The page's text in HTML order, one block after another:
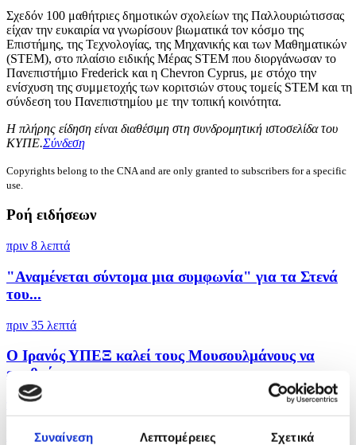
Συναίνεση Λεπτομέρειες Σχετικά
Σχεδόν 100 μαθήτριες δημοτικών σχολείων της Παλλουριώτισσας
είχαν την ευκαιρία να γνωρίσουν βιωματικά τον κόσμο της
Επιστήμης, της Τεχνολογίας, της Μηχανικής και των Μαθηματικών
(STEM), στο πλαίσιο ειδικής Μέρας STEM που διοργάνωσαν το
Πανεπιστήμιο Frederick και η Chevron Cyprus, με στόχο την
ενίσχυση της συμμετοχής των κοριτσιών στους τομείς STEM και τη
σύνδεση του Πανεπιστημίου με την τοπική κοινότητα.
Η πλήρης είδηση είναι διαθέσιμη στη συνδρομητική ιστοσελίδα του
ΚΥΠΕ.Σύνδεση
Copyrights belong to the CNA and are only granted to subscribers for a specific
use.
Ροή ειδήσεων
πριν 8 λεπτά
"Αναμένεται σύντομα μια συμφωνία" για τα Στενά
του...
πριν 35 λεπτά
Ο Ιρανός ΥΠΕΞ καλεί τους Μουσουλμάνους να
ενωθούν και...
πριν μία ώρα
Πολλαπλά μηνύματα από αμυντική συμφωνία Σ.